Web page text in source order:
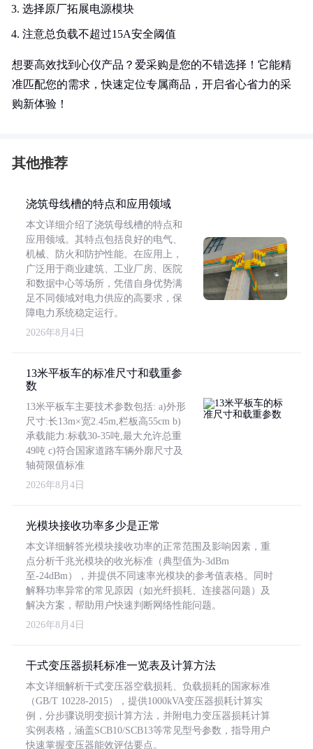
选择原厂拓展电源模块
注意总负载不超过15A安全阈值
想要高效找到心仪产品？爱采购是您的不错选择！它能精
准匹配您的需求，快速定位专属商品，开启省心省力的采
购新体验！
其他推荐
浇筑母线槽的特点和应用领域
本文详细介绍了浇筑母线槽的特点和
应用领域。其特点包括良好的电气、
机械、防火和防护性能。在应用上，
广泛用于商业建筑、工业厂房、医院
和数据中心等场所，凭借自身优势满
足不同领域对电力供应的高要求，保
障电力系统稳定运行。
2026年8月4日
13米平板车的标准尺寸和载重参
数
13米平板车主要技术参数包括: a)外形
尺寸:长13m×宽2.45m,栏板高55cm b)
承载能力:标载30-35吨,最大允许总重
49吨 c)符合国家道路车辆外廓尺寸及
轴荷限值标准
2026年8月4日
光模块接收功率多少是正常
本文详细解答光模块接收功率的正常范围及影响因素，重
点分析千兆光模块的收光标准（典型值为-3dBm
至-24dBm），并提供不同速率光模块的参考值表格。同时
解释功率异常的常见原因（如光纤损耗、连接器问题）及
解决方案，帮助用户快速判断网络性能问题。
2026年8月4日
干式变压器损耗标准一览表及计算方法
本文详细解析干式变压器空载损耗、负载损耗的国家标准
（GB/T 10228-2015），提供1000kVA变压器损耗计算实
例，分步骤说明变损计算方法，并附电力变压器损耗计算
实例表格，涵盖SCB10/SCB13等常见型号参数，指导用户
快速掌握变压器能效评估要点。